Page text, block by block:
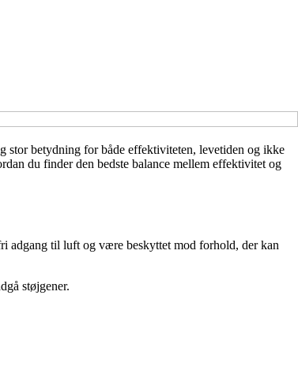
stor betydning for både effektiviteten, levetiden og ikke
du finder den bedste balance mellem effektivitet og
adgang til luft og være beskyttet mod forhold, der kan
støjgener.